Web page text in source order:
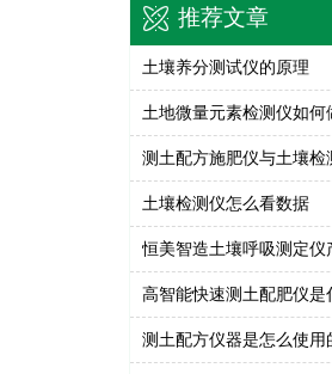
推荐文章
土壤养分测试仪的原理
土地微量元素检测仪如何
测土配方施肥仪与土壤检
土壤检测仪怎么看数据
测土配方仪器是怎么使用